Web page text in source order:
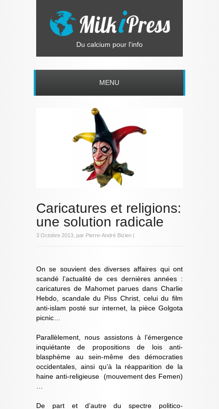
Du calcium pour l'info
MENU
Caricatures et religions:
une solution radicale
3 Octobre 2013, par Pierre-André Bizien |
On se souvient des diverses affaires qui ont
scandé l’actualité de ces dernières années :
caricatures de Mahomet parues dans Charlie
Hebdo, scandale du Piss Christ, celui du film
anti-islam posté sur internet, la pièce Golgota
picnic…
Parallèlement, nous assistons à l’émergence
inquiétante de propositions de lois anti-
blasphème au sein-même des démocraties
occidentales, ainsi qu’à la réapparition de la
haine anti-religieuse (mouvement des Femen)
De part et d’autre du spectre politico-